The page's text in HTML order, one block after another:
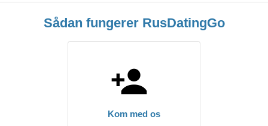
Sådan fungerer RusDatingGo
Kom med os